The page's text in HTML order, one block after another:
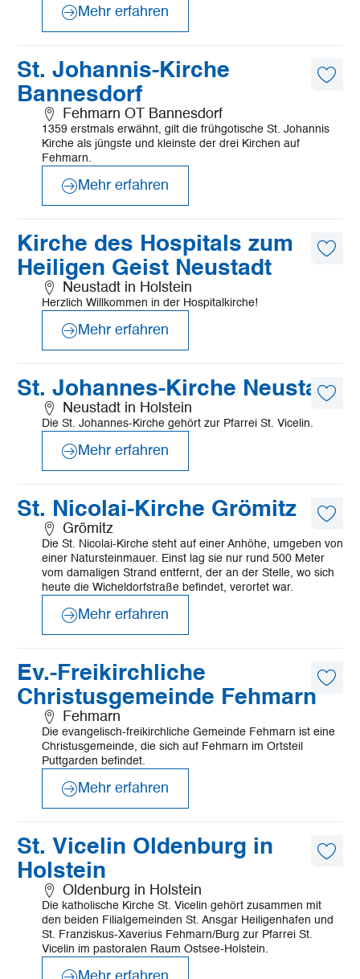
Mehr erfahren
St. Johannis-Kirche
Bannesdorf
Fehmarn OT Bannesdorf
1359 erstmals erwähnt, gilt die frühgotische St. Johannis
Kirche als jüngste und kleinste der drei Kirchen auf
Fehmarn.
Mehr
erfahren
Mehr erfahren
Kirche des Hospitals zum
Heiligen Geist Neustadt
Neustadt in Holstein
Herzlich Willkommen in der Hospitalkirche!
Mehr
erfahren
Mehr erfahren
St. Johannes-Kirche Neustadt
Neustadt in Holstein
Die St. Johannes-Kirche gehört zur Pfarrei St. Vicelin.
Mehr
erfahren
Mehr erfahren
St. Nicolai-Kirche Grömitz
Grömitz
Die St. Nicolai-Kirche steht auf einer Anhöhe, umgeben von
einer Natursteinmauer. Einst lag sie nur rund 500 Meter
vom damaligen Strand entfernt, der an der Stelle, wo sich
heute die Wicheldorfstraße befindet, verortet war.
Mehr
erfahren
Mehr erfahren
Ev.-Freikirchliche
Christusgemeinde Fehmarn
Fehmarn
Die evangelisch-freikirchliche Gemeinde Fehmarn ist eine
Christusgemeinde, die sich auf Fehmarn im Ortsteil
Puttgarden befindet.
Mehr
erfahren
Mehr erfahren
St. Vicelin Oldenburg in
Holstein
Oldenburg in Holstein
Die katholische Kirche St. Vicelin gehört zusammen mit
den beiden Filialgemeinden St. Ansgar Heiligenhafen und
St. Franziskus-Xaverius Fehmarn/Burg zur Pfarrei St.
Vicelin im pastoralen Raum Ostsee-Holstein.
Mehr
erfahren